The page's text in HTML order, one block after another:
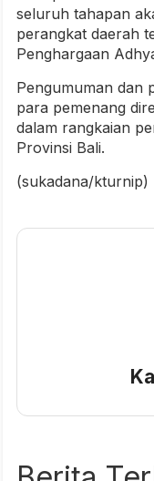
seluruh tahapan
perangkat daerah
Penghargaan
Pengumuman dan
para pemenang
dalam rangkaian
Provinsi Bali.
(sukadana/kturnip)